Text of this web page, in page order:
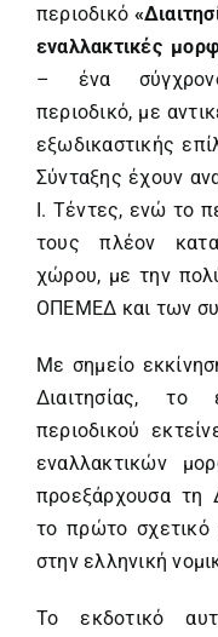
περιοδικό
εναλλακτικές
– ένα σύγχρονο
περιοδικό, με
εξωδικαστικής
Σύνταξης έχουν
Ι. Τέντες, ενώ το
τους πλέον
χώρου, με την
ΟΠΕΜΕΔ και των
Με σημείο
Διαιτησίας, το
περιοδικού
εναλλακτικών
προεξάρχουσα τη
το πρώτο σχετικό
στην ελληνική
Το εκδοτικό